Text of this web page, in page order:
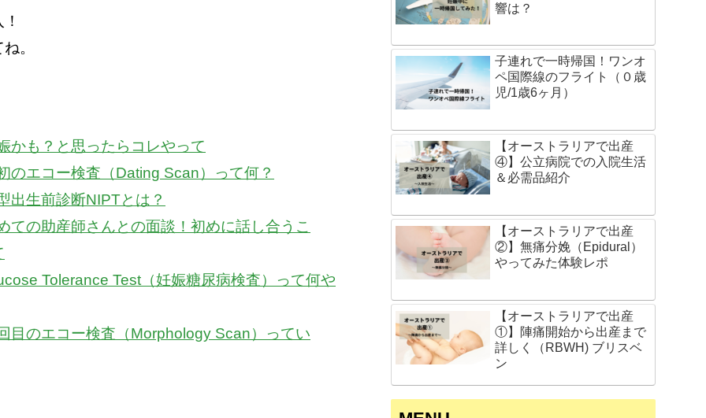
。
も？と思ったらコレやって
エコー検査（Dating Scan）って何？
出生前診断NIPTとは？
の助産師さんとの面談！初めに話し合うこ
Tolerance Test（妊娠糖尿病検査）って何や
目のエコー検査（Morphology Scan）ってい
響は？
子連れで一時帰国！ワンオ
ペ国際線のフライト（０歳
児/1歳6ヶ月）
【オーストラリアで出産
④】公立病院での入院生活
＆必需品紹介
【オーストラリアで出産
②】無痛分娩（Epidural）
やってみた体験レポ
【オーストラリアで出産
①】陣痛開始から出産まで
詳しく（RBWH) ブリスベ
ン